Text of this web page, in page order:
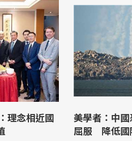
理念相近國
美學者：中
屈服 降低國